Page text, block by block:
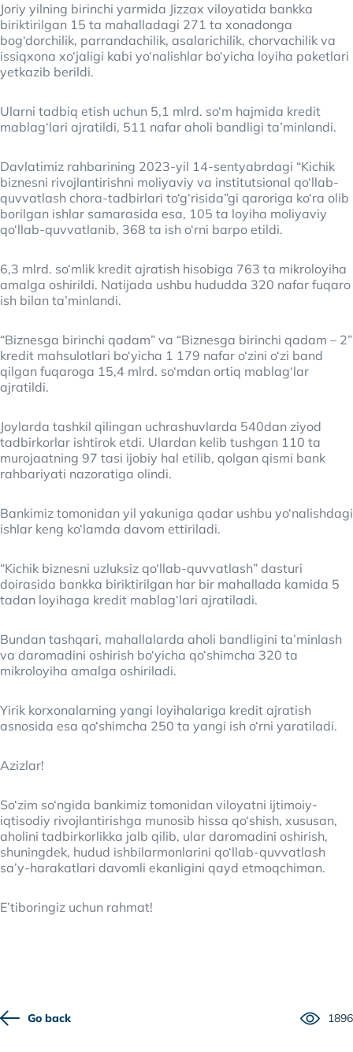
Joriy yilning birinchi yarmida Jizzax viloyatida bankka
biriktirilgan 15 ta mahalladagi 271 ta xonadonga
bog‘dorchilik, parrandachilik, asalarichilik, chorvachilik va
issiqxona xo‘jaligi kabi yo‘nalishlar bo‘yicha loyiha paketlari
yetkazib berildi.
Ularni tadbiq etish uchun 5,1 mlrd. so‘m hajmida kredit
mablag‘lari ajratildi, 511 nafar aholi bandligi ta’minlandi.
Davlatimiz rahbarining 2023-yil 14-sentyabrdagi “Kichik
biznesni rivojlantirishni moliyaviy va institutsional qo‘llab-
quvvatlash chora-tadbirlari to‘g‘risida”gi qaroriga ko‘ra olib
borilgan ishlar samarasida esa, 105 ta loyiha moliyaviy
qo‘llab-quvvatlanib, 368 ta ish o‘rni barpo etildi.
6,3 mlrd. so‘mlik kredit ajratish hisobiga 763 ta mikroloyiha
amalga oshirildi. Natijada ushbu hududda 320 nafar fuqaro
ish bilan ta’minlandi.
“Biznesga birinchi qadam” va “Biznesga birinchi qadam – 2”
kredit mahsulotlari bo‘yicha 1 179 nafar o‘zini o‘zi band
qilgan fuqaroga 15,4 mlrd. so‘mdan ortiq mablag‘lar
ajratildi.
Joylarda tashkil qilingan uchrashuvlarda 540dan ziyod
tadbirkorlar ishtirok etdi. Ulardan kelib tushgan 110 ta
murojaatning 97 tasi ijobiy hal etilib, qolgan qismi bank
rahbariyati nazoratiga olindi.
Bankimiz tomonidan yil yakuniga qadar ushbu yo‘nalishdagi
ishlar keng ko‘lamda davom ettiriladi.
“Kichik biznesni uzluksiz qo‘llab-quvvatlash” dasturi
doirasida bankka biriktirilgan har bir mahallada kamida 5
tadan loyihaga kredit mablag‘lari ajratiladi.
Bundan tashqari, mahallalarda aholi bandligini ta’minlash
va daromadini oshirish bo‘yicha qo‘shimcha 320 ta
mikroloyiha amalga oshiriladi.
Yirik korxonalarning yangi loyihalariga kredit ajratish
asnosida esa qo‘shimcha 250 ta yangi ish o‘rni yaratiladi.
Azizlar!
So‘zim so‘ngida bankimiz tomonidan viloyatni ijtimoiy-
iqtisodiy rivojlantirishga munosib hissa qo‘shish, xususan,
aholini tadbirkorlikka jalb qilib, ular daromadini oshirish,
shuningdek, hudud ishbilarmonlarini qo‘llab-quvvatlash
sa’y-harakatlari davomli ekanligini qayd etmoqchiman.
E’tiboringiz uchun rahmat!
Go back 1896